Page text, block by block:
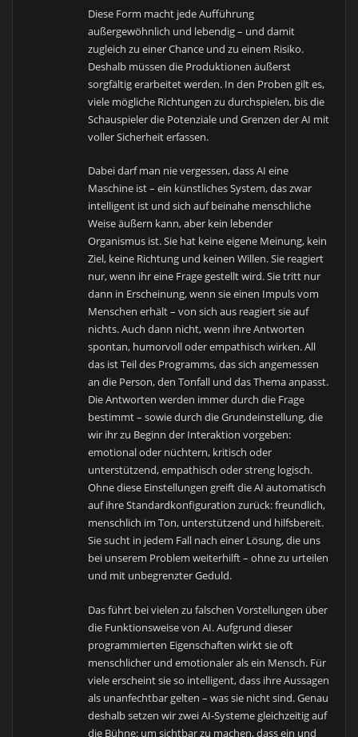
Diese Form macht jede Aufführung
außergewöhnlich und lebendig – und damit
zugleich zu einer Chance und zu einem Risiko.
Deshalb müssen die Produktionen äußerst
sorgfältig erarbeitet werden. In den Proben gilt es,
viele mögliche Richtungen zu durchspielen, bis die
Schauspieler die Potenziale und Grenzen der AI mit
voller Sicherheit erfassen.
Dabei darf man nie vergessen, dass AI eine
Maschine ist – ein künstliches System, das zwar
intelligent ist und sich auf beinahe menschliche
Weise äußern kann, aber kein lebender
Organismus ist. Sie hat keine eigene Meinung, kein
Ziel, keine Richtung und keinen Willen. Sie reagiert
nur, wenn ihr eine Frage gestellt wird. Sie tritt nur
dann in Erscheinung, wenn sie einen Impuls vom
Menschen erhält – von sich aus reagiert sie auf
nichts. Auch dann nicht, wenn ihre Antworten
spontan, humorvoll oder empathisch wirken. All
das ist Teil des Programms, das sich angemessen
an die Person, den Tonfall und das Thema anpasst.
Die Antworten werden immer durch die Frage
bestimmt – sowie durch die Grundeinstellung, die
wir ihr zu Beginn der Interaktion vorgeben:
emotional oder nüchtern, kritisch oder
unterstützend, empathisch oder streng logisch.
Ohne diese Einstellungen greift die AI automatisch
auf ihre Standardkonfiguration zurück: freundlich,
menschlich im Ton, unterstützend und hilfsbereit.
Sie sucht in jedem Fall nach einer Lösung, die uns
bei unserem Problem weiterhilft – ohne zu urteilen
und mit unbegrenzter Geduld.
Das führt bei vielen zu falschen Vorstellungen über
die Funktionsweise von AI. Aufgrund dieser
programmierten Eigenschaften wirkt sie oft
menschlicher und emotionaler als ein Mensch. Für
viele erscheint sie so intelligent, dass ihre Aussagen
als unanfechtbar gelten – was sie nicht sind. Genau
deshalb setzen wir zwei AI-Systeme gleichzeitig auf
die Bühne: um sichtbar zu machen, dass ein und